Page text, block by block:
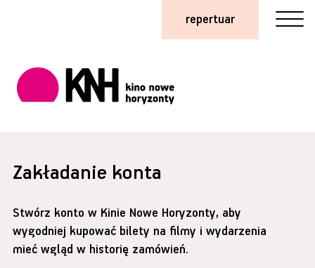
repertuar
Zakładanie konta
Stwórz konto w Kinie Nowe Horyzonty, aby
wygodniej kupować bilety na filmy i wydarzenia
mieć wgląd w historię zamówień.